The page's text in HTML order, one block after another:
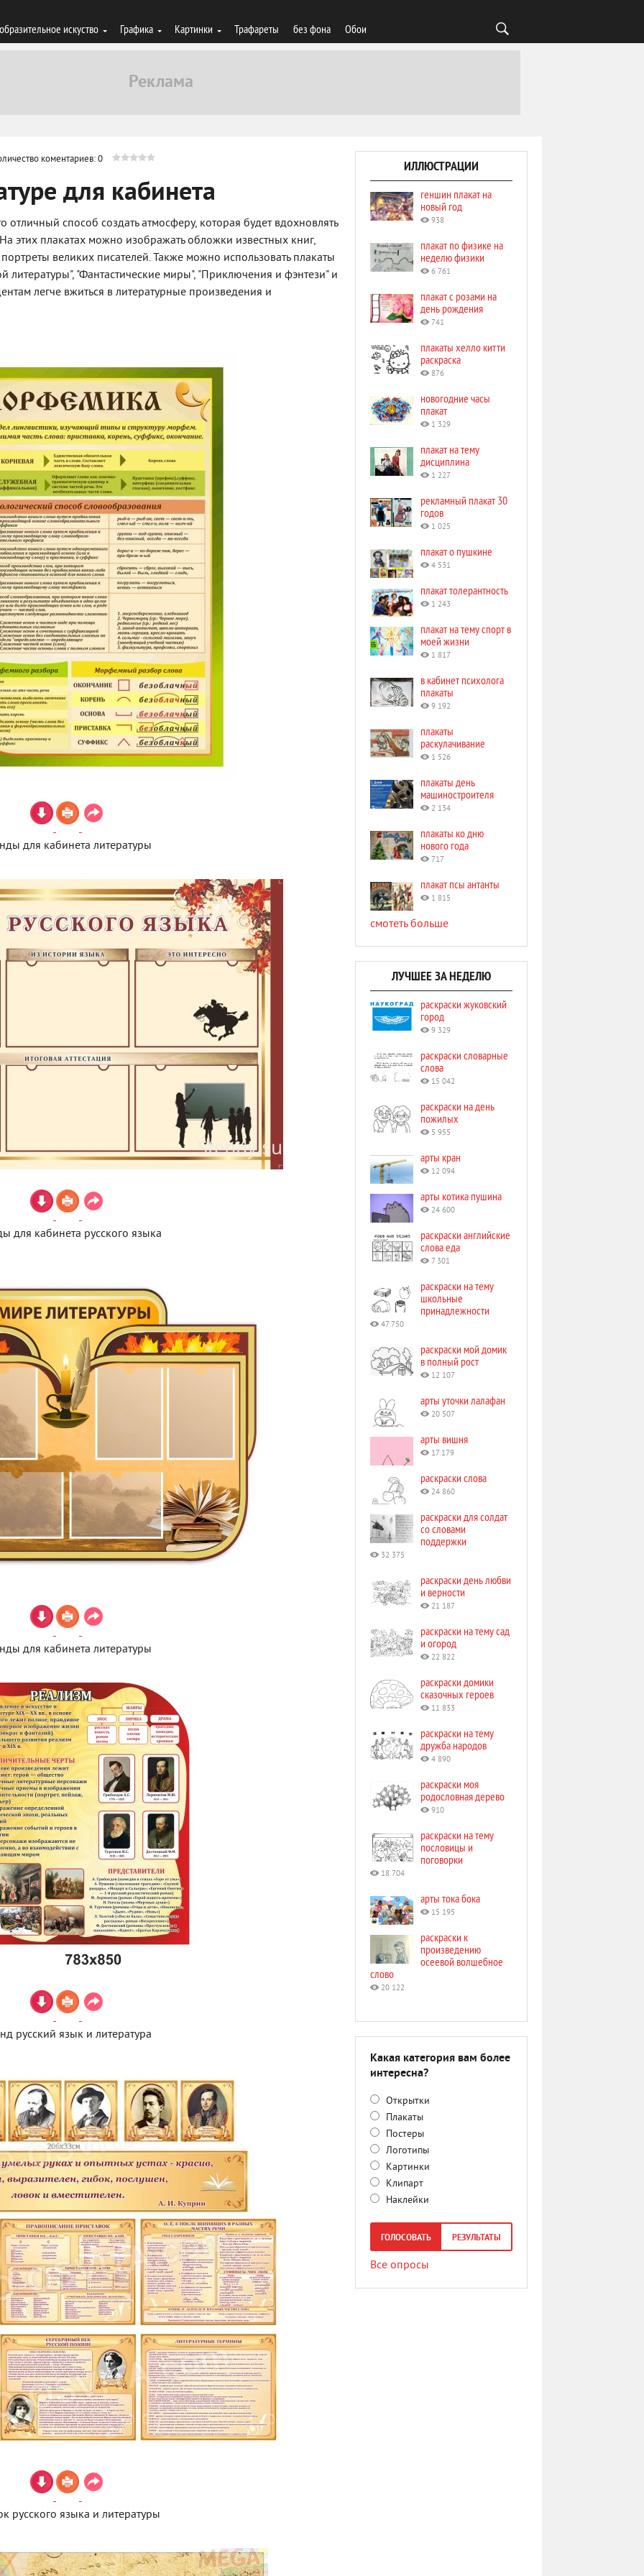
искуство Графика Картинки Трафареты без фона Обои
коментариев: 0
для кабинета
отличный способ создать атмосферу, которая будет вдохновлять
этих плакатах можно изображать обложки известных книг,
великих писателей. Также можно использовать плакаты
"Фантастические миры", "Приключения и фэнтези" и
легче вжиться в литературные произведения и
для кабинета литературы
для кабинета русского языка
для кабинета литературы
русский язык и литература
русского языка и литературы
ИЛЛЮСТРАЦИИ
геншин плакат на
новый год
938
плакат по физике на
неделю физики
6 761
плакат с розами на
день рождения
741
плакаты хелло китти
раскраска
876
новогодние часы
плакат
1 329
плакат на тему
дисциплина
1 227
рекламный плакат 30
годов
1 025
плакат о пушкине
4 531
плакат толерантность
1 243
плакат на тему спорт в
моей жизни
1 817
в кабинет психолога
плакаты
9 192
плакаты
раскулачивание
1 526
плакаты день
машиностроителя
2 134
плакаты ко дню
нового года
717
плакат псы антанты
1 815
смотеть больше
ЛУЧШЕЕ ЗА НЕДЕЛЮ
раскраски жуковский
город
9 329
раскраски словарные
слова
15 042
раскраски на день
пожилых
5 955
арты кран
12 094
арты котика пушина
24 600
раскраски английские
слова еда
7 301
раскраски на тему
школьные
принадлежности
47 750
раскраски мой домик
в полный рост
12 107
арты уточки лалафан
20 507
арты вишня
17 179
раскраски слова
24 860
раскраски для солдат
со словами
поддержки
32 375
раскраски день любви
и верности
21 187
раскраски на тему сад
и огород
22 822
раскраски домики
сказочных героев
11 833
раскраски на тему
дружба народов
4 890
раскраски моя
родословная дерево
910
раскраски на тему
пословицы и
поговорки
18 704
арты тока бока
15 195
раскраски к
произведению
осеевой волшебное
слово
20 122
Какая категория вам более
интересна?
Открытки
Плакаты
Постеры
Логотипы
Картинки
Клипарт
Наклейки
ГОЛОСОВАТЬ РЕЗУЛЬТАТЫ
Все опросы